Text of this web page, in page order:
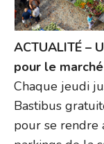
ACTUALITÉ –
pour le marché
Chaque jeudi
Bastibus
pour se rendre